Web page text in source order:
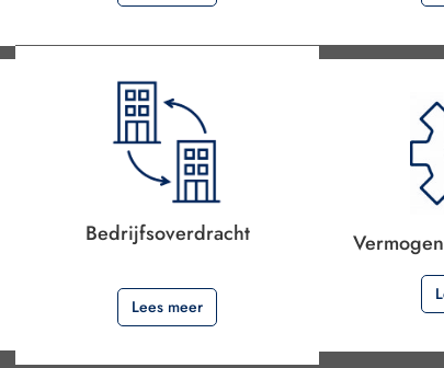
Bedrijfsoverdracht
Lees meer